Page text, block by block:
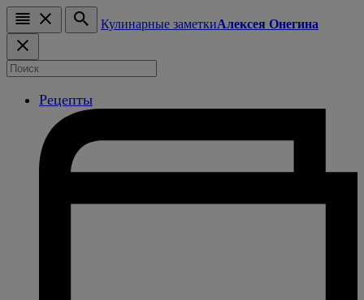
Кулинарные заметкиАлексея Онегина
Рецепты